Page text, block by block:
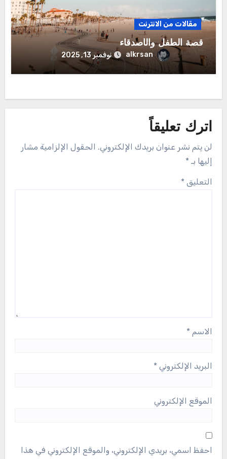
مقالات من الانترنت
قصة الطفل والأصدقاء
alkrsan نوفمبر 13, 2025
اترك تعليقاً
لن يتم نشر عنوان بريدك الإلكتروني. الحقول الإلزامية مشار
إليها بـ *
التعليق *
الاسم *
البريد الإلكتروني *
الموقع الإلكتروني
احفظ اسمي، بريدي الإلكتروني، والموقع الإلكتروني في هذا